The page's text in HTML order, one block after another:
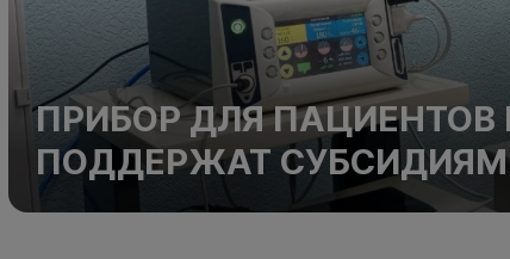
ПРИБОР ДЛЯ ПАЦИЕНТОВ
ПОДДЕРЖАТ